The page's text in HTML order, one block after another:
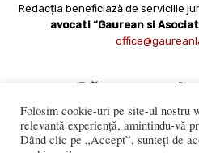
Redacția beneficiază de serviciile
avocati “Gaurean si
Folosim cookie-uri pe site-ul nostru
relevantă experiență, amintindu-vă
Dând clic pe „Accept”, sunteți de